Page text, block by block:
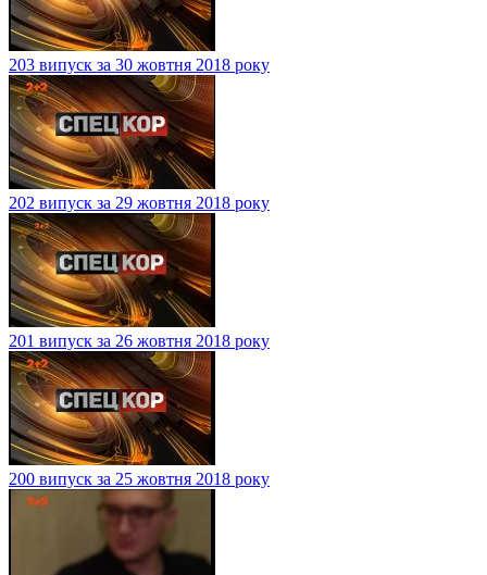
203 випуск за 30 жовтня 2018 року
202 випуск за 29 жовтня 2018 року
201 випуск за 26 жовтня 2018 року
200 випуск за 25 жовтня 2018 року